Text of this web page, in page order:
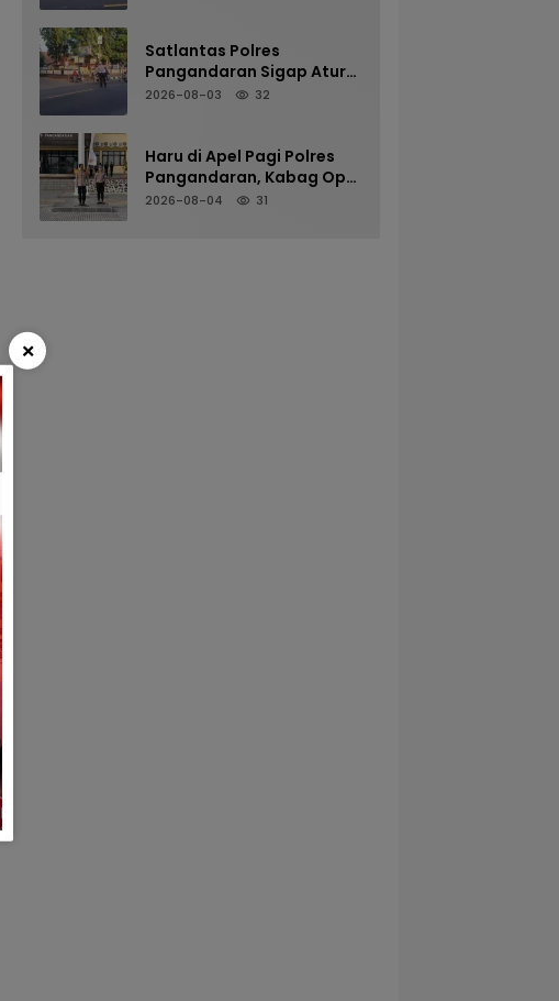
Satlantas Polres
Pangandaran Sigap Atur
Arus Kendaraan Demi
2026-08-03 32
Haru di Apel Pagi Polres
Pangandaran, Kabag Ops
Pamit Jelang Purna Tugas
2026-08-04 31
×